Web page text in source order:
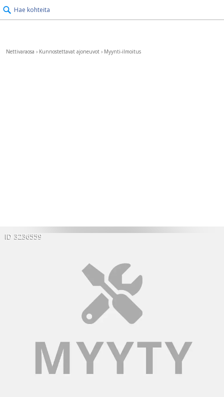
Hae kohteita
Nettivaraosa › Kunnostettavat ajoneuvot › Myynti-ilmoitus
ID 3236559